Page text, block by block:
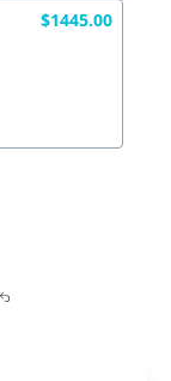
$1445.00